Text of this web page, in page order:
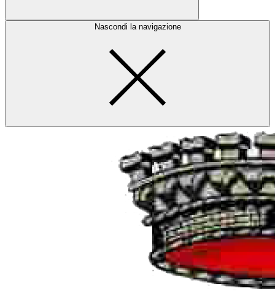
Nascondi la navigazione